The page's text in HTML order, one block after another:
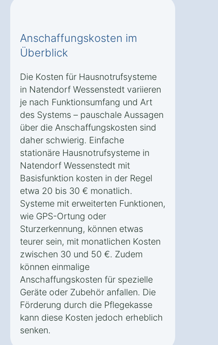
Anschaffungskosten im
Überblick
Die Kosten für Hausnotrufsysteme
in Natendorf Wessenstedt variieren
je nach Funktionsumfang und Art
des Systems – pauschale Aussagen
über die Anschaffungskosten sind
daher schwierig. Einfache
stationäre Hausnotrufsysteme in
Natendorf Wessenstedt mit
Basisfunktion kosten in der Regel
etwa 20 bis 30 € monatlich.
Systeme mit erweiterten Funktionen,
wie GPS-Ortung oder
Sturzerkennung, können etwas
teurer sein, mit monatlichen Kosten
zwischen 30 und 50 €. Zudem
können einmalige
Anschaffungskosten für spezielle
Geräte oder Zubehör anfallen. Die
Förderung durch die Pflegekasse
kann diese Kosten jedoch erheblich
senken.